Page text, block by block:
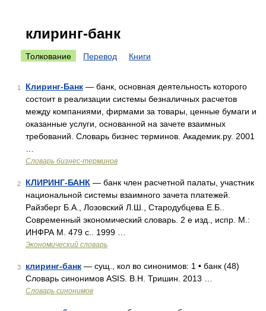
клиринг-банк
Толкование Перевод Книги
1 Клиринг-Банк — банк, основная деятельность которого
состоит в реализации системы безналичных расчетов
между компаниями, фирмами за товары, ценные бумаги и
оказанные услуги, основанной на зачете взаимных
требований. Словарь бизнес терминов. Академик.ру. 2001
Словарь бизнес-терминов
2 КЛИРИНГ-БАНК — банк член расчетной палаты, участник
национальной системы взаимного зачета платежей.
Райзберг Б.А., Лозовский Л.Ш., Стародубцева Е.Б..
Современный экономический словарь. 2 е изд., испр. М.:
ИНФРА М. 479 с.. 1999 …
Экономический словарь
3 клиринг-банк — сущ., кол во синонимов: 1 • банк (48)
Словарь синонимов ASIS. В.Н. Тришин. 2013 …
Словарь синонимов